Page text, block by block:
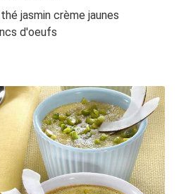
jasmin crème jaunes
d'oeufs